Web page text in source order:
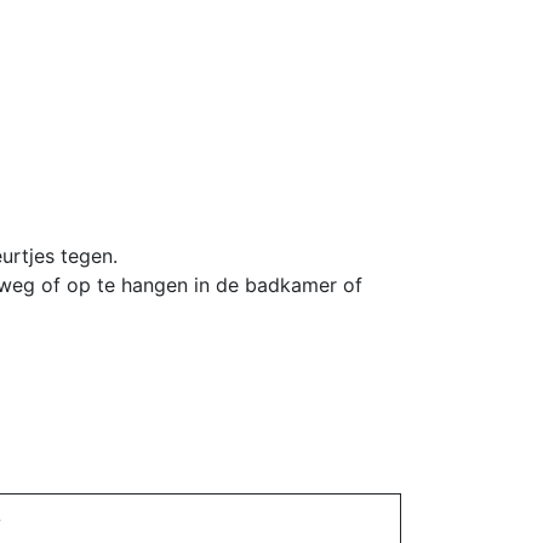
tegen.
of op te hangen in de badkamer of